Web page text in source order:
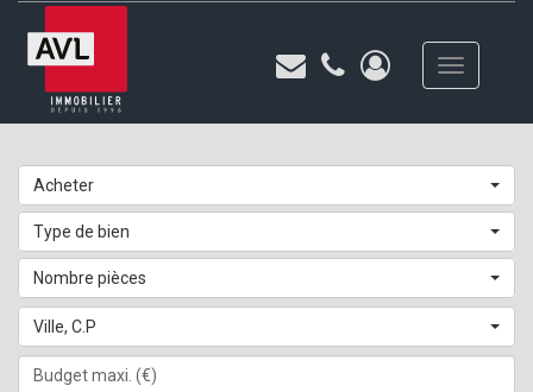
Toggle
navigation
Acheter
Type de bien
Nombre pièces
Ville, C.P